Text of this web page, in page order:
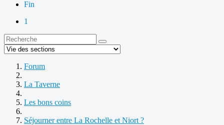
Fin
1
Forum
La Taverne
Les bons coins
Séjourner entre La Rochelle et Niort ?